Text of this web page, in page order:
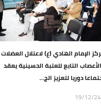
الإمام الهادي (ع) لاعتلال العضلات
التابع للعتبة الحسينية يعقد
دوريا لتعزيز الج...
19/12/24